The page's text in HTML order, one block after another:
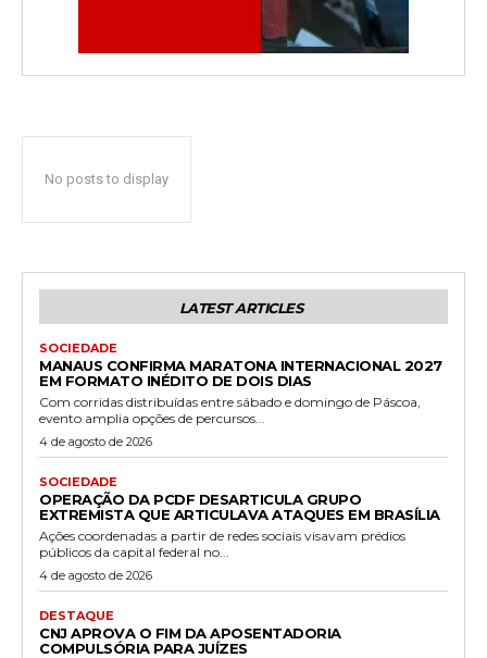
No posts to display
LATEST ARTICLES
SOCIEDADE
MANAUS CONFIRMA MARATONA INTERNACIONAL 2027
EM FORMATO INÉDITO DE DOIS DIAS
Com corridas distribuídas entre sábado e domingo de Páscoa,
evento amplia opções de percursos...
4 de agosto de 2026
SOCIEDADE
OPERAÇÃO DA PCDF DESARTICULA GRUPO
EXTREMISTA QUE ARTICULAVA ATAQUES EM BRASÍLIA
Ações coordenadas a partir de redes sociais visavam prédios
públicos da capital federal no...
4 de agosto de 2026
DESTAQUE
CNJ APROVA O FIM DA APOSENTADORIA
COMPULSÓRIA PARA JUÍZES